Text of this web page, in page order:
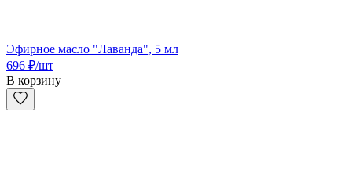
Эфирное масло "Лаванда", 5 мл
696 ₽/шт
В корзину